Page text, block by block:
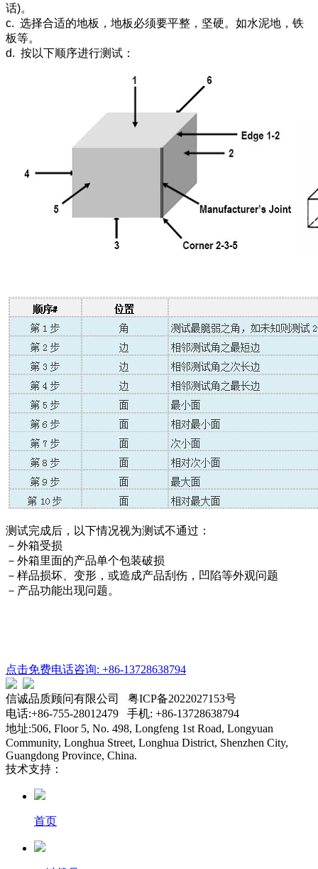
话)。
c. 选择合适的地板，地板必须要平整，坚硬。如水泥地，铁
板等。
d. 按以下顺序进行测试：
测试完成后，以下情况视为测试不通过：
－外箱受损
－外箱里面的产品单个包装破损
－样品损坏、变形，或造成产品刮伤，凹陷等外观问题
－产品功能出现问题。
点击免费电话咨询: +86-13728638794
信诚品质顾问有限公司 粤ICP备2022027153号
电话:+86-755-28012479 手机: +86-13728638794
地址:506, Floor 5, No. 498, Longfeng 1st Road, Longyuan
Community, Longhua Street, Longhua District, Shenzhen City,
Guangdong Province, China.
技术支持：
首页